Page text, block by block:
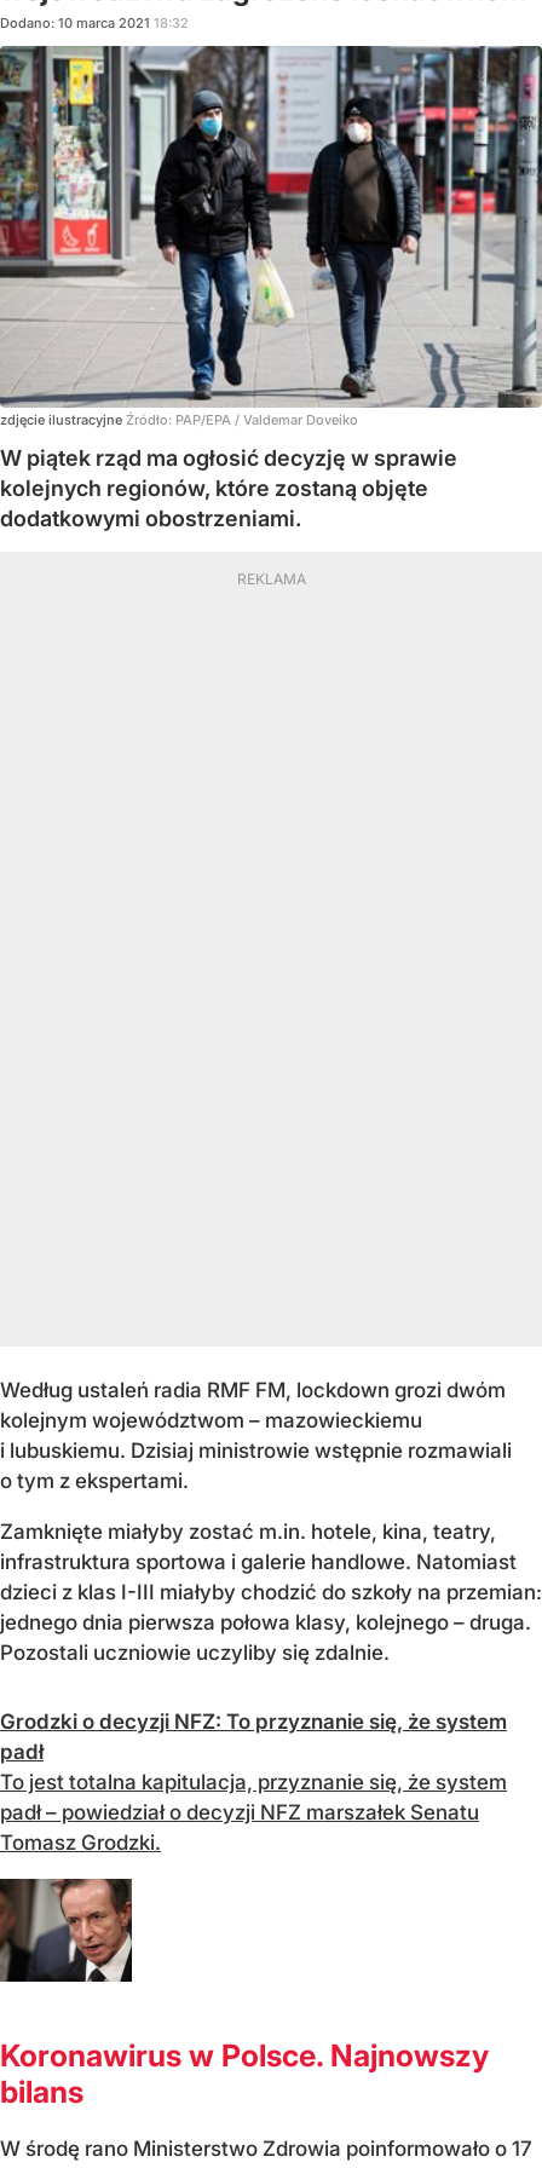
Dodano: 10 marca 2021 18:32
zdjęcie ilustracyjne Źródło: PAP/EPA / Valdemar Doveiko
W piątek rząd ma ogłosić decyzję w sprawie
kolejnych regionów, które zostaną objęte
dodatkowymi obostrzeniami.
Według ustaleń radia RMF FM, lockdown grozi dwóm
kolejnym województwom – mazowieckiemu
i lubuskiemu. Dzisiaj ministrowie wstępnie rozmawiali
o tym z ekspertami.
Zamknięte miałyby zostać m.in. hotele, kina, teatry,
infrastruktura sportowa i galerie handlowe. Natomiast
dzieci z klas I-III miałyby chodzić do szkoły na przemian:
jednego dnia pierwsza połowa klasy, kolejnego – druga.
Pozostali uczniowie uczyliby się zdalnie.
Grodzki o decyzji NFZ: To przyznanie się, że system
padł
To jest totalna kapitulacja, przyznanie się, że system
padł – powiedział o decyzji NFZ marszałek Senatu
Tomasz Grodzki.
Koronawirus w Polsce. Najnowszy
bilans
W środę rano Ministerstwo Zdrowia poinformowało o 17